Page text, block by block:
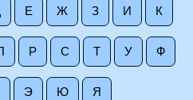
Е Ж З И К
Р С Т У Ф
Э Ю Я